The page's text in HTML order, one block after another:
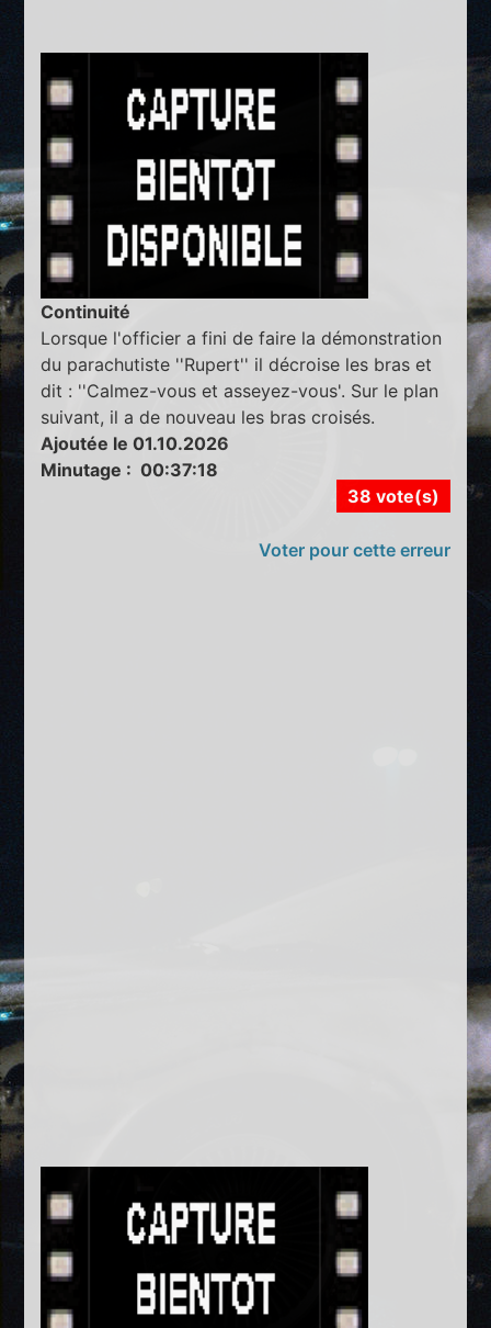
Continuité
Lorsque l'officier a fini de faire la démonstration
du parachutiste ''Rupert'' il décroise les bras et
dit : ''Calmez-vous et asseyez-vous'. Sur le plan
suivant, il a de nouveau les bras croisés.
Ajoutée le 01.10.2026
Minutage : 00:37:18
38 vote(s)
Voter pour cette erreur